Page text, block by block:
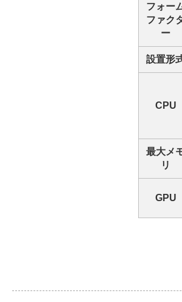
フォー
ファク
ー
設置形
CPU
最大メ
リ
GPU